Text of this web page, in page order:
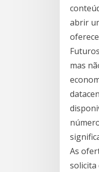
abrir
mas
As
solicita